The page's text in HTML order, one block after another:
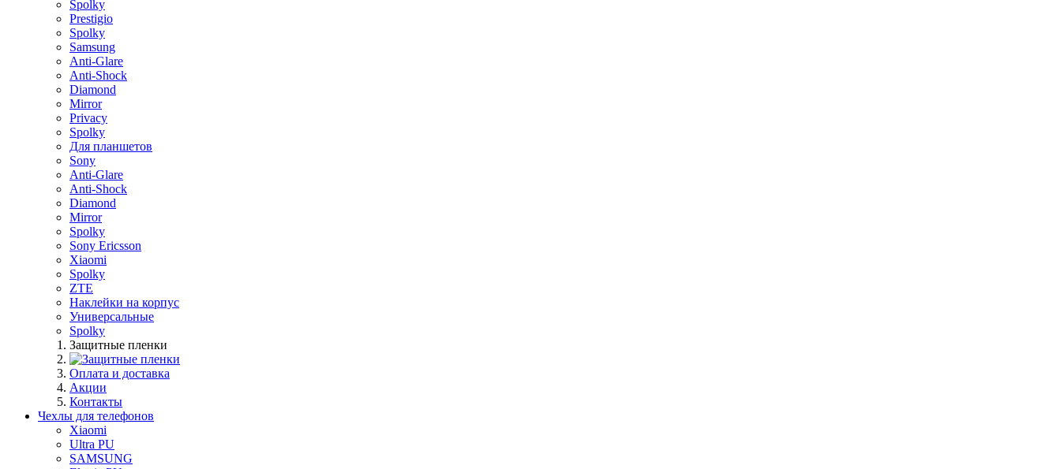
Spolky
Prestigio
Spolky
Samsung
Anti-Glare
Anti-Shock
Diamond
Mirror
Privacy
Spolky
Для планшетов
Sony
Anti-Glare
Anti-Shock
Diamond
Mirror
Spolky
Sony Ericsson
Xiaomi
Spolky
ZTE
Наклейки на корпус
Универсальные
Spolky
Защитные пленки
Оплата и доставка
Акции
Контакты
Чехлы для телефонов
Xiaomi
Ultra PU
SAMSUNG